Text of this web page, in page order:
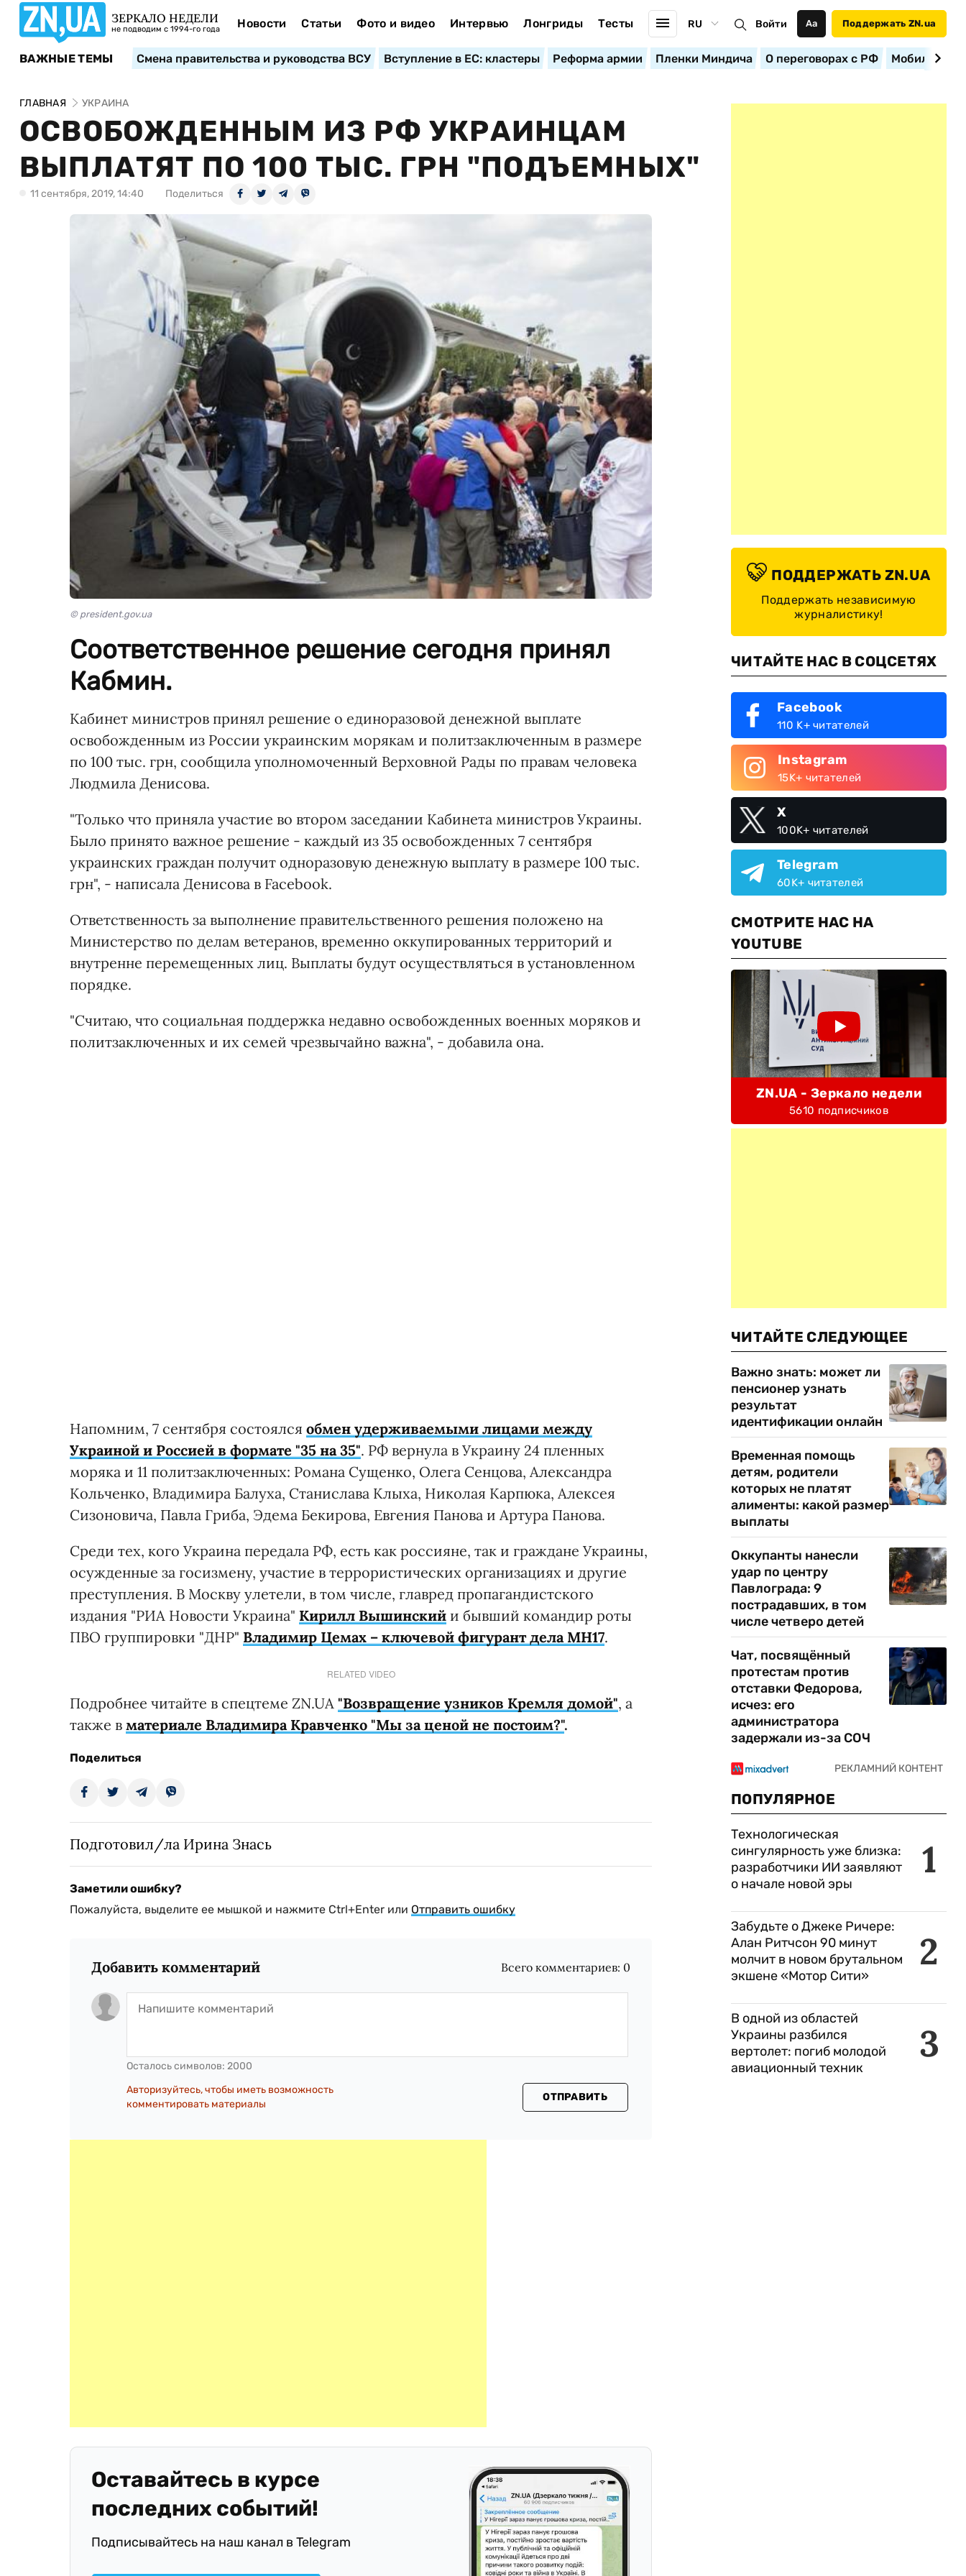
ЗЕРКАЛО НЕДЕЛИ
не подводим с 1994-го года Новости Статьи Фото и видео Интервью Лонгриды Тесты RU Войти Аа Поддержать ZN.ua
ВАЖНЫЕ ТЕМЫ Смена правительства и руководства ВСУ Вступление в ЕС: кластеры Реформа армии Пленки Миндича О переговорах с РФ
ГЛАВНАЯ УКРАИНА
ОСВОБОЖДЕННЫМ ИЗ РФ УКРАИНЦАМ
ВЫПЛАТЯТ ПО 100 ТЫС. ГРН "ПОДЪЕМНЫХ"
11 сентября, 2019, 14:40 Поделиться
© president.gov.ua
Соответственное решение сегодня принял
Кабмин.
Кабинет министров принял решение о единоразовой денежной выплате
освобожденным из России украинским морякам и политзаключенным в размере
по 100 тыс. грн, сообщила уполномоченный Верховной Рады по правам человека
Людмила Денисова.
"Только что приняла участие во втором заседании Кабинета министров Украины.
Было принято важное решение - каждый из 35 освобожденных 7 сентября
украинских граждан получит одноразовую денежную выплату в размере 100 тыс.
грн", - написала Денисова в Facebook.
Ответственность за выполнение правительственного решения положено на
Министерство по делам ветеранов, временно оккупированных территорий и
внутренне перемещенных лиц. Выплаты будут осуществляться в установленном
порядке.
"Считаю, что социальная поддержка недавно освобожденных военных моряков и
политзаключенных и их семей чрезвычайно важна", - добавила она.
Напомним, 7 сентября состоялся обмен удерживаемыми лицами между
Украиной и Россией в формате "35 на 35". РФ вернула в Украину 24 пленных
моряка и 11 политзаключенных: Романа Сущенко, Олега Сенцова, Александра
Кольченко, Владимира Балуха, Станислава Клыха, Николая Карпюка, Алексея
Сизоновича, Павла Гриба, Эдема Бекирова, Евгения Панова и Артура Панова.
Среди тех, кого Украина передала РФ, есть как россияне, так и граждане Украины,
осужденные за госизмену, участие в террористических организациях и другие
преступления. В Москву улетели, в том числе, главред пропагандистского
издания "РИА Новости Украина" Кирилл Вышинский и бывший командир роты
ПВО группировки "ДНР" Владимир Цемах – ключевой фигурант дела MH17.
RELATED VIDEO
Подробнее читайте в спецтеме ZN.UA "Возвращение узников Кремля домой", а
также в материале Владимира Кравченко "Мы за ценой не постоим?".
Поделиться
Подготовил/ла Ирина Знась
Заметили ошибку?
Пожалуйста, выделите ее мышкой и нажмите Ctrl+Enter или Отправить ошибку
Добавить комментарий Всего комментариев: 0
Осталось символов: 2000
Авторизуйтесь, чтобы иметь возможность
комментировать материалы
ОТПРАВИТЬ
Оставайтесь в курсе
последних событий!
Подписывайтесь на наш канал в Telegram
ПОДДЕРЖАТЬ ZN.UA
Поддержать независимую
журналистику!
ЧИТАЙТЕ НАС В СОЦСЕТЯХ
Facebook
110 K+ читателей
Instagram
15K+ читателей
X
100K+ читателей
Telegram
60K+ читателей
СМОТРИТЕ НАС НА
YOUTUBE
ZN.UA - Зеркало недели
5610 подписчиков
ЧИТАЙТЕ СЛЕДУЮЩЕЕ
Важно знать: может ли
пенсионер узнать
результат
идентификации онлайн
Временная помощь
детям, родители
которых не платят
алименты: какой размер
выплаты
Оккупанты нанесли
удар по центру
Павлограда: 9
пострадавших, в том
числе четверо детей
Чат, посвящённый
протестам против
отставки Федорова,
исчез: его
администратора
задержали из-за СОЧ
ПОПУЛЯРНОЕ
1
Технологическая
сингулярность уже близка:
разработчики ИИ заявляют
о начале новой эры
2
Забудьте о Джеке Ричере:
Алан Ритчсон 90 минут
молчит в новом брутальном
экшене «Мотор Сити»
3
В одной из областей
Украины разбился
вертолет: погиб молодой
авиационный техник